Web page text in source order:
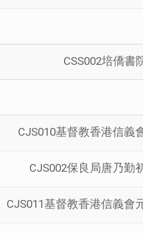
CSS002培僑書
CJS010基督教香港信義
CJS002保良局唐乃勤
CJS011基督教香港信義會